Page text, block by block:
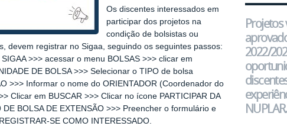
Projetos
2022/
NUPLAR.
Os discentes interessados em
participar dos projetos na
condição de bolsistas ou
devem registrar no Sigaa, seguindo os seguintes passos:
>>> acessar o menu BOLSAS >>> clicar em
DE BOLSA >>> Selecionar o TIPO de bolsa
>>> Informar o nome do ORIENTADOR (Coordenador do
Clicar em BUSCAR >>> Clicar no ícone PARTICIPAR DA
DE BOLSA DE EXTENSÃO >>> Preencher o formulário e
SE COMO INTERESSADO.